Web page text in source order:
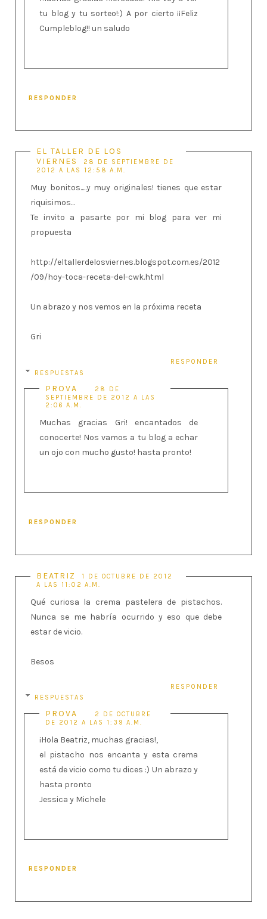
tu blog y tu sorteo!:) A por cierto ¡¡Feliz
Cumpleblog!! un saludo
RESPONDER
EL TALLER DE LOS
VIERNES
28 DE SEPTIEMBRE DE
2012 A LAS 12:58 A.M.
Muy bonitos.....y muy originales! tienes que estar
riquisimos...
Te invito a pasarte por mi blog para ver mi
propuesta
http://eltallerdelosviernes.blogspot.com.es/2012
/09/hoy-toca-receta-del-cwk.html
Un abrazo y nos vemos en la próxima receta
Gri
RESPONDER
RESPUESTAS
PROVA
28 DE
SEPTIEMBRE DE 2012 A LAS
2:06 A.M.
Muchas gracias Gri! encantados de
conocerte! Nos vamos a tu blog a echar
un ojo con mucho gusto! hasta pronto!
RESPONDER
BEATRIZ
1 DE OCTUBRE DE 2012
A LAS 11:02 A.M.
Qué curiosa la crema pastelera de pistachos.
Nunca se me habría ocurrido y eso que debe
estar de vicio.
Besos
RESPONDER
RESPUESTAS
PROVA
2 DE OCTUBRE
DE 2012 A LAS 1:39 A.M.
¡Hola Beatriz, muchas gracias!,
el pistacho nos encanta y esta crema
está de vicio como tu dices :) Un abrazo y
hasta pronto
Jessica y Michele
RESPONDER